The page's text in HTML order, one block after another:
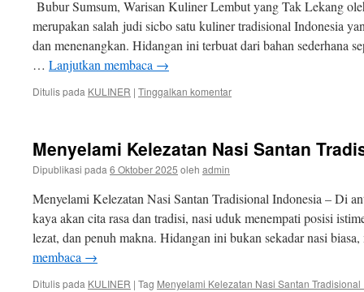
Bubur Sumsum, Warisan Kuliner Lembut yang Tak Lekang
merupakan salah judi sicbo satu kuliner tradisional Indonesia
dan menenangkan. Hidangan ini terbuat dari bahan sederhana
… Lanjutkan membaca →
Ditulis pada KULINER | Tinggalkan komentar
Menyelami Kelezatan Nasi Santan
Dipublikasi pada 6 Oktober 2025 oleh admin
Menyelami Kelezatan Nasi Santan Tradisional Indonesia – Di
kaya akan cita rasa dan tradisi, nasi uduk menempati posisi
lezat, dan penuh makna. Hidangan ini bukan sekadar nasi
membaca →
Ditulis pada KULINER | Tag Menyelami Kelezatan Nasi Santan